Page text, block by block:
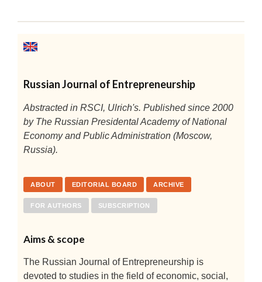
Russian Journal of Entrepreneurship
Abstracted in RSCI, Ulrich's. Published since 2000
by The Russian Presidental Academy of National
Economy and Public Administration (Moscow,
Russia).
ABOUT EDITORIAL BOARD ARCHIVE
FOR AUTHORS SUBSCRIPTION
Aims & scope
The Russian Journal of Entrepreneurship is
devoted to studies in the field of economic, social,